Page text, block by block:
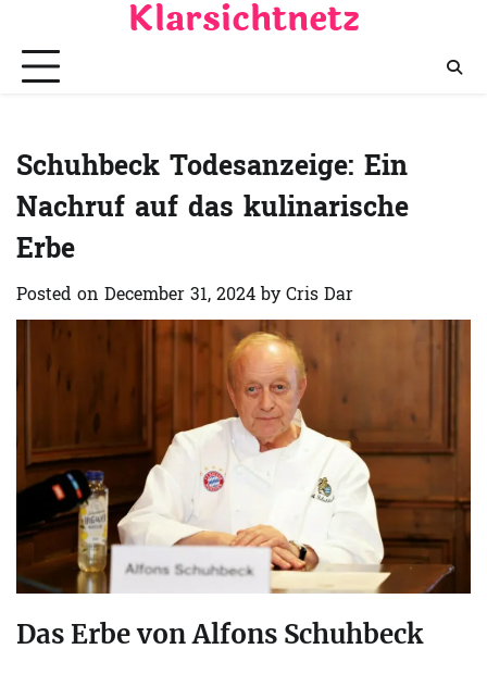
content
Klarsichtnetz
Schuhbeck Todesanzeige: Ein
Nachruf auf das kulinarische
Erbe
Posted on December 31, 2024byCris Dar
Das Erbe von Alfons Schuhbeck